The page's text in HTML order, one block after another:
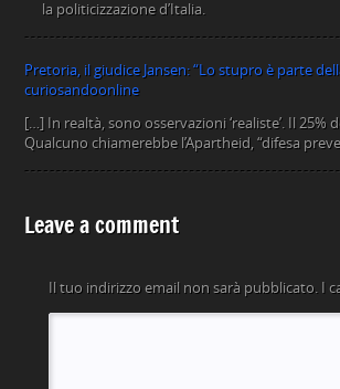
la politicizzazione d’Italia.
Pretoria, il giudice Jansen: “Lo stupro è parte
curiosandoonline
[…] In realtà, sono osservazioni ‘realiste’. Il
Qualcuno chiamerebbe l’Apartheid, “difesa
Leave a comment
Il tuo indirizzo email non sarà pubblicato. I